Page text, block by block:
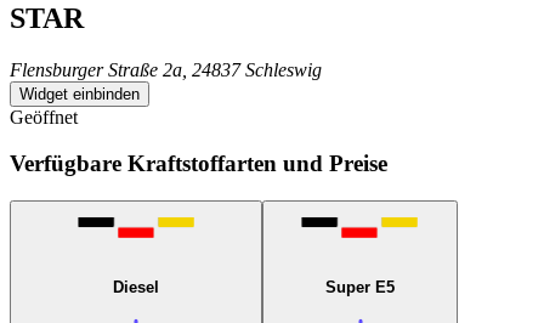
STAR
Flensburger Straße 2a, 24837 Schleswig
Widget einbinden
Geöffnet
Verfügbare Kraftstoffarten und Preise
Diesel Super E5